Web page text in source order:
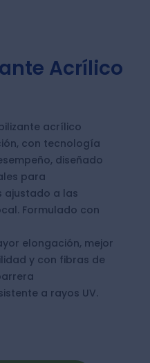
Acrílico
acrílico
con tecnología
diseñado
para
ajustado a las
Formulado con
elongación, mejor
y con fibras de
a rayos UV.